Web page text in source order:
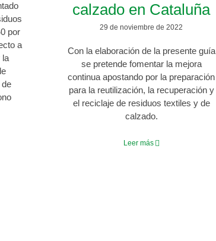
por
a
la
calzado en Cataluña
29 de noviembre de 2022
Con la elaboración de la presente guía
se pretende fomentar la mejora
continua apostando por la preparación
para la reutilización, la recuperación y
el reciclaje de residuos textiles y de
calzado.
Leer más